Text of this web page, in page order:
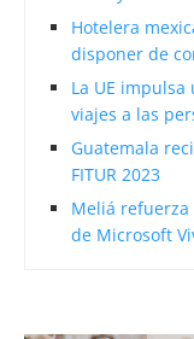
Hotelera
disponer de
La UE
viajes a las
Guatemala
FITUR 2023
Meliá
de Microsoft